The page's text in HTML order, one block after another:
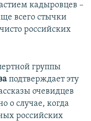
кадыровцев –
всего стычки
российских
группы
подтверждает эту
очевидцев
о случае, когда
российских